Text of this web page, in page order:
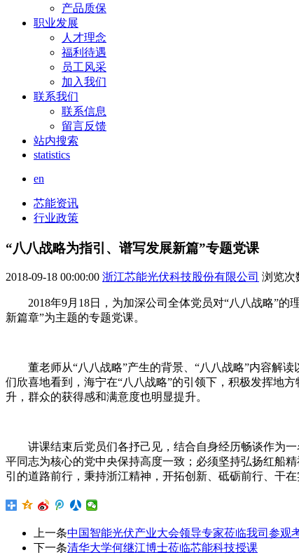
产品质保
职业发展
人才理念
福利待遇
员工风采
加入我们
联系我们
联系信息
留言反馈
站内搜索
statistics
en
芯能资讯
行业政策
“八八战略为指引、谱写发展新篇”专题党课
2018-09-18 00:00:00 浙江芯能光伏科技股份有限公司 浏览次
2018年9月18日，为加深公司全体党员对“八八战略”
新篇章”为主题的专题党课。
董老师从“八八战略”产生的背景、“八八战略”内容解
们欣喜地看到，海宁在“八八战略”的引领下，积极发挥地
升，群众的获得感和满意度也明显提升。
讲课结束后党员们各抒己见，结合自身经历畅谈作为
平同志为核心的党中央保持高度一致；必须坚持弘扬红船
引的道路前行，秉持浙江精神，开拓创新、砥砺前行、干
上一条中国智能光伏产业大会领导专家莅临我司参观
下一条清华大学何继江博士莅临芯能科技授课